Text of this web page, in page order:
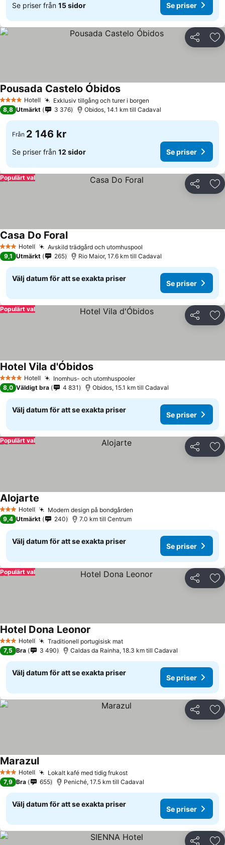
Se priser från 15 sidor Se priser
Dela
4 StjärnorHotell Exklusiv tillgång och turer i borgen
Pousada Castelo Óbidos
8,8 Utmärkt 3 376 Obidos, 14.1 km till Cadaval
Från 2 146 kr
Se priser från 12 sidor Se priser
Dela
Populärt val
3 StjärnorHotell Avskild trädgård och utomhuspool
Casa Do Foral
9,1 Utmärkt 265 Rio Maior, 17.6 km till Cadaval
Välj datum för att se exakta priser
Se priser
Dela
Populärt val
4 StjärnorHotell Inomhus- och utomhuspooler
Hotel Vila d'Óbidos
8,0 Väldigt bra 4 831 Obidos, 15.1 km till Cadaval
Välj datum för att se exakta priser
Se priser
Dela
Populärt val
3 StjärnorHotell Modern design på bondgården
Alojarte
9,4 Utmärkt 240 7.0 km till Centrum
Välj datum för att se exakta priser
Se priser
Dela
Populärt val
3 StjärnorHotell Traditionell portugisisk mat
Hotel Dona Leonor
7,5 Bra 3 490 Caldas da Rainha, 18.3 km till Cadaval
Välj datum för att se exakta priser
Se priser
Dela
3 StjärnorHotell Lokalt kafé med tidig frukost
Marazul
7,9 Bra 655 Peniché, 17.5 km till Cadaval
Välj datum för att se exakta priser
Se priser